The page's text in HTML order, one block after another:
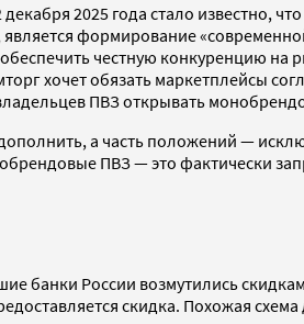
2025 года стало известно,
формирование
честную конкуренцию на
хочет обязать маркетплейсы
ПВЗ открывать
а часть положений —
ПВЗ — это фактически
банки России возмутились
скидка. Похожая